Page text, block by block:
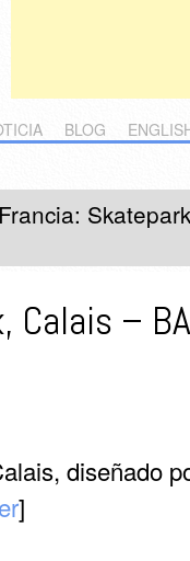
BLOG
Francia:
Calais –
diseñado
]